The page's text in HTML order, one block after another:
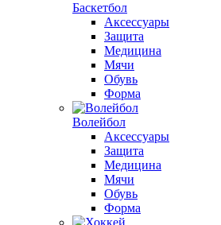
Баскетбол
Аксессуары
Защита
Медицина
Мячи
Обувь
Форма
Волейбол
Аксессуары
Защита
Медицина
Мячи
Обувь
Форма